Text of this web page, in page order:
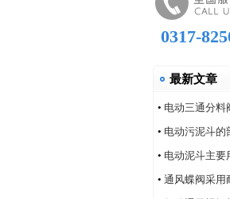
0317-
最新文章
• 电动三通分料
的系列产品
• 电动污泥斗的
成
• 电动泥斗主要
水机
• 通风蝶阀采用